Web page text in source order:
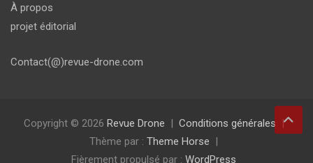
À propos
projet éditorial
Contact(@)revue-drone.com
Copyright © 2026 Revue Drone
Conditions générales
Thème par : Theme Horse
Fièrement propulsé par : WordPress